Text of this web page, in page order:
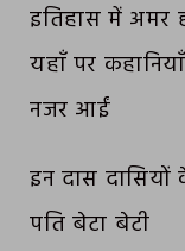
इतिहास में अमर
यहाँ पर
नजर आईं
इन दास दासियों
पति बेटा बेटी